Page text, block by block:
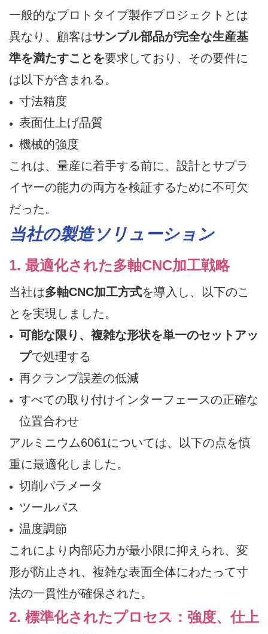
一般的なプロトタイプ製作プロジェクトとは
異なり、顧客はサンプル部品が完全な生産基
準を満たすことを要求しており、その要件に
は以下が含まれる。
寸法精度
表面仕上げ品質
機械的強度
これは、量産に着手する前に、設計とサプラ
イヤーの能力の両方を検証するために不可欠
だった。
当社の製造ソリューション
1. 最適化された多軸CNC加工戦略
当社は多軸CNC加工方式を導入し、以下のこ
とを実現しました。
可能な限り、複雑な形状を単一のセットアッ
プで処理する
再クランプ誤差の低減
すべての取り付けインターフェースの正確な
位置合わせ
アルミニウム6061については、以下の点を慎
重に最適化しました。
切削パラメータ
ツールパス
温度調節
これにより内部応力が最小限に抑えられ、変
形が防止され、複雑な表面全体にわたって寸
法の一貫性が確保された。
2. 標準化されたプロセス：強度、仕上